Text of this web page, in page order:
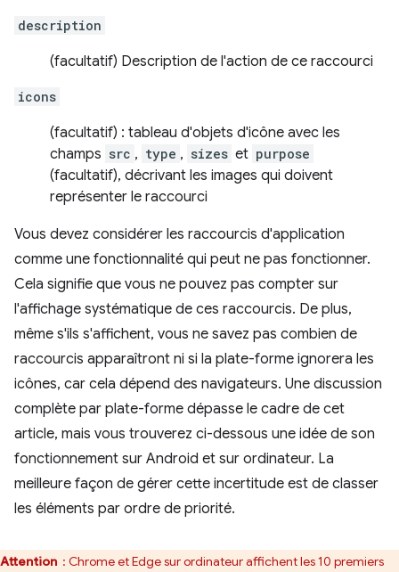
description
(facultatif) Description de l'action de ce raccourci
icons
(facultatif) : tableau d'objets d'icône avec les
champs src , type , sizes et purpose
(facultatif), décrivant les images qui doivent
représenter le raccourci
Vous devez considérer les raccourcis d'application
comme une fonctionnalité qui peut ne pas fonctionner.
Cela signifie que vous ne pouvez pas compter sur
l'affichage systématique de ces raccourcis. De plus,
même s'ils s'affichent, vous ne savez pas combien de
raccourcis apparaîtront ni si la plate-forme ignorera les
icônes, car cela dépend des navigateurs. Une discussion
complète par plate-forme dépasse le cadre de cet
article, mais vous trouverez ci-dessous une idée de son
fonctionnement sur Android et sur ordinateur. La
meilleure façon de gérer cette incertitude est de classer
les éléments par ordre de priorité.
Attention : Chrome et Edge sur ordinateur affichent les 10 premiers